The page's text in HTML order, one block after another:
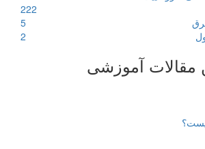
222
5
2
مقالات آموزشی